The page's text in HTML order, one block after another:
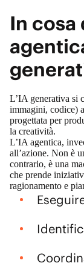
In cosa
L’IA generativa si
immagini, codice)
progettata per
la creatività.
L’IA agentica,
all’azione. Non è
contrario, è una
che prende
ragionamento e